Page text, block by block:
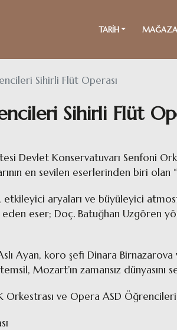
TARİH
Sihirli Flüt Operası
Sihirli Flüt
Devlet Konservatuvarı Senfoni
en sevilen eserlerinden biri olan
etkileyici aryaları ve büyüleyici
eser; Doç. Batuğhan Uzgören
Ayan, koro şefi Dinara
Mozart’ın zamansız dünyasını
Orkestrası ve Opera ASD Öğrencileri